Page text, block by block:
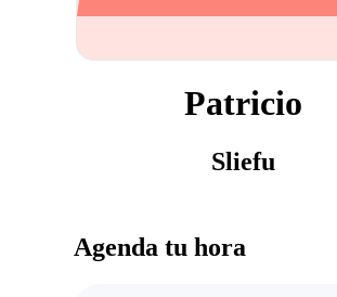
Patricio
Sliefu
Agenda tu hora